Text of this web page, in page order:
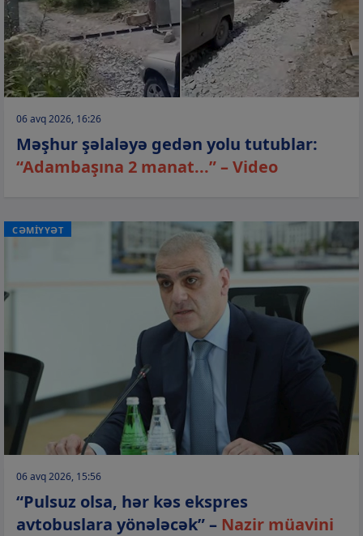
06 avq 2026, 16:26
Məşhur şəlaləyə gedən yolu tutublar:
“Adambaşına 2 manat...” – Video
CƏMİYYƏT
06 avq 2026, 15:56
“Pulsuz olsa, hər kəs ekspres
avtobuslara yönələcək” – Nazir müavini